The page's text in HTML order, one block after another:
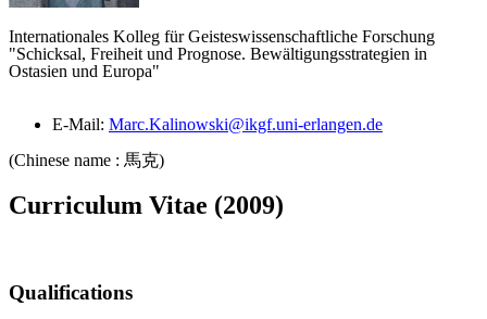
Internationales Kolleg für Geisteswissenschaftliche Forschung
"Schicksal, Freiheit und Prognose. Bewältigungsstrategien in
Ostasien und Europa"
E-Mail: Marc.Kalinowski@ikgf.uni-erlangen.de
(Chinese name : 馬克)
Curriculum Vitae (2009)
Qualifications